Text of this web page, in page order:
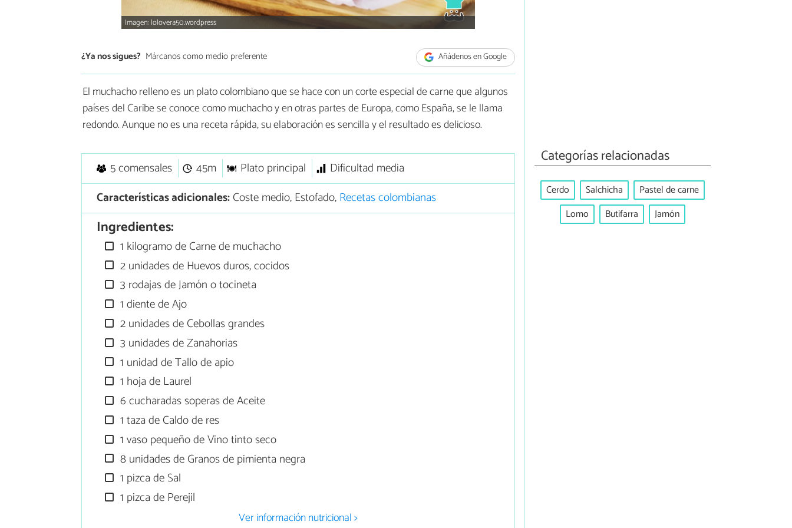
Imagen: lolovera50.wordpress
¿Ya nos sigues? Márcanos como medio preferente Añádenos en Google
El muchacho relleno es un plato colombiano que se hace con un corte especial de carne que algunos
países del Caribe se conoce como muchacho y en otras partes de Europa, como España, se le llama
redondo. Aunque no es una receta rápida, su elaboración es sencilla y el resultado es delicioso.
5 comensales 45m Plato principal
Dificultad media
Características adicionales:Coste medio, Estofado,Recetas colombianas
Ingredientes:
1 kilogramo de Carne de muchacho
2 unidades de Huevos duros, cocidos
3 rodajas de Jamón o tocineta
1 diente de Ajo
2 unidades de Cebollas grandes
3 unidades de Zanahorias
1 unidad de Tallo de apio
1 hoja de Laurel
6 cucharadas soperas de Aceite
1 taza de Caldo de res
1 vaso pequeño de Vino tinto seco
8 unidades de Granos de pimienta negra
1 pizca de Sal
1 pizca de Perejil
Ver información nutricional >
Categorías relacionadas
Cerdo Salchicha
Pastel de carne
Lomo
Butifarra Jamón